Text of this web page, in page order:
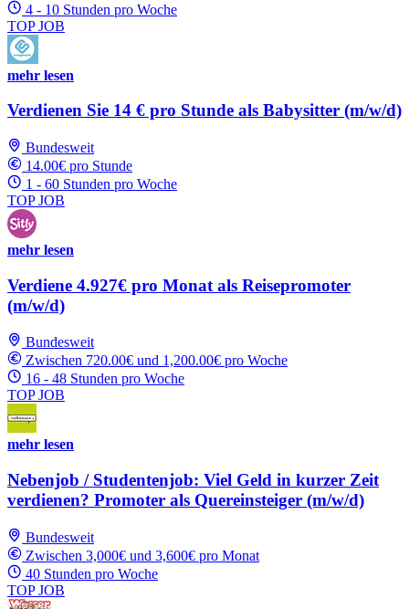
4 - 10 Stunden pro Woche
TOP JOB
mehr lesen
Verdienen Sie 14 € pro Stunde als Babysitter (m/w/d)
Bundesweit
14.00€ pro Stunde
1 - 60 Stunden pro Woche
TOP JOB
mehr lesen
Verdiene 4.927€ pro Monat als Reisepromoter
(m/w/d)
Bundesweit
Zwischen 720.00€ und 1,200.00€ pro Woche
16 - 48 Stunden pro Woche
TOP JOB
mehr lesen
Nebenjob / Studentenjob: Viel Geld in kurzer Zeit
verdienen? Promoter als Quereinsteiger (m/w/d)
Bundesweit
Zwischen 3,000€ und 3,600€ pro Monat
40 Stunden pro Woche
TOP JOB